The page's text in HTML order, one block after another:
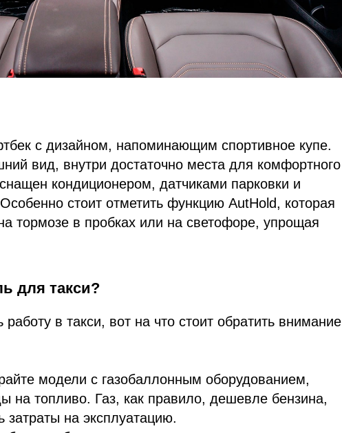
с дизайном, напоминающим спортивное купе.
вид, внутри достаточно места для комфортного
кондиционером, датчиками парковки и
стоит отметить функцию AutHold, которая
тормозе в пробках или на светофоре, упрощая
для такси?
в такси, вот на что стоит обратить внимание
модели с газобаллонным оборудованием,
на топливо. Газ, как правило, дешевле бензина,
затраты на эксплуатацию.